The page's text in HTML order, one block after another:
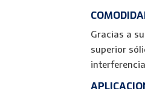
Gracias a su
superior